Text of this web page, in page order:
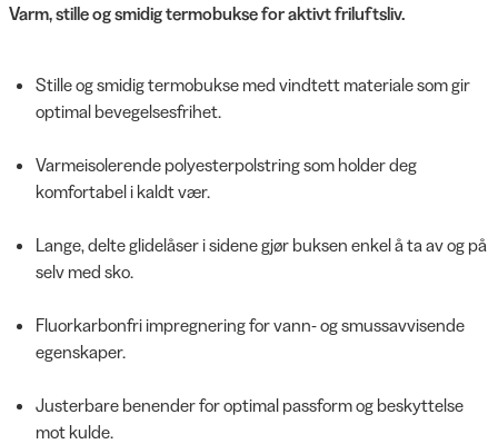
Varm, stille og smidig termobukse for aktivt friluftsliv.
Stille og smidig termobukse med vindtett materiale som gir
optimal bevegelsesfrihet.
Varmeisolerende polyesterpolstring som holder deg
komfortabel i kaldt vær.
Lange, delte glidelåser i sidene gjør buksen enkel å ta av og på
selv med sko.
Fluorkarbonfri impregnering for vann- og smussavvisende
egenskaper.
Justerbare benender for optimal passform og beskyttelse
mot kulde.